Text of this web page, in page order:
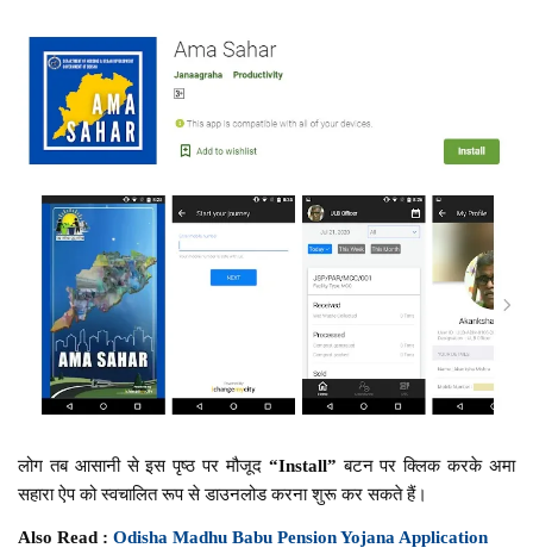
लोग तब आसानी से इस पृष्ठ पर मौजूद “Install” बटन पर क्लिक करके अमा
सहारा ऐप को स्वचालित रूप से डाउनलोड करना शुरू कर सकते हैं।
Also Read :Odisha Madhu Babu Pension Yojana Application